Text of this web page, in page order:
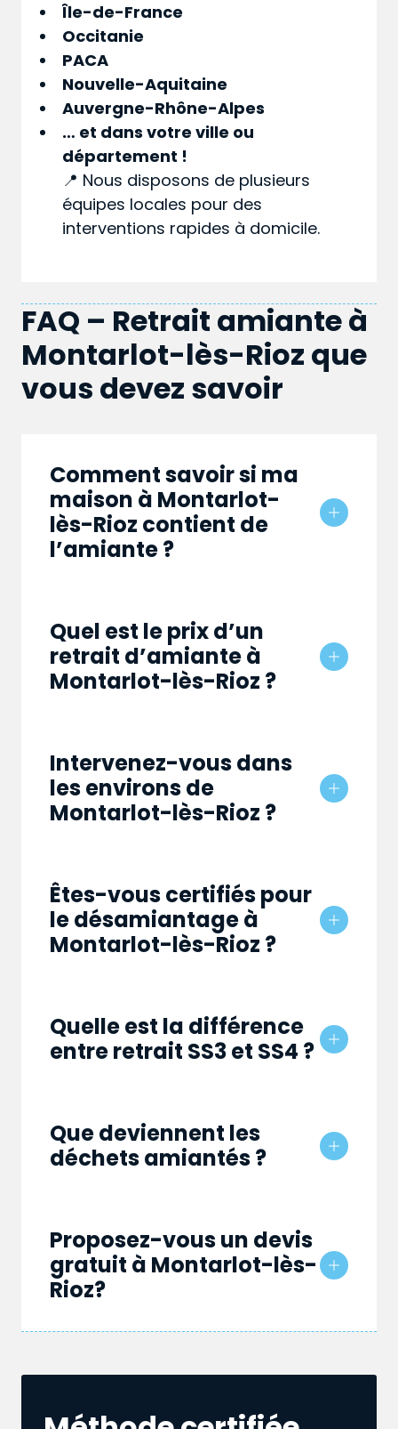
Île-de-France
Occitanie
PACA
Nouvelle-Aquitaine
Auvergne-Rhône-Alpes
… et dans votreville ou
département !
📍 Nous disposons de plusieurs
équipes locales pour des
interventions rapides à domicile.
FAQ – Retrait amiante à
Montarlot-lès-Rioz que
vous devez savoir
Comment savoir si ma
maison à Montarlot-
lès-Rioz contient de
l’amiante ?
Quel est le prix d’un
retrait d’amiante à
Montarlot-lès-Rioz ?
Intervenez-vous dans
les environs de
Montarlot-lès-Rioz ?
Êtes-vous certifiés pour
le désamiantage à
Montarlot-lès-Rioz ?
Quelle est la différence
entre retrait SS3 et SS4 ?
Que deviennent les
déchets amiantés ?
Proposez-vous un devis
gratuit à Montarlot-lès-
Rioz?